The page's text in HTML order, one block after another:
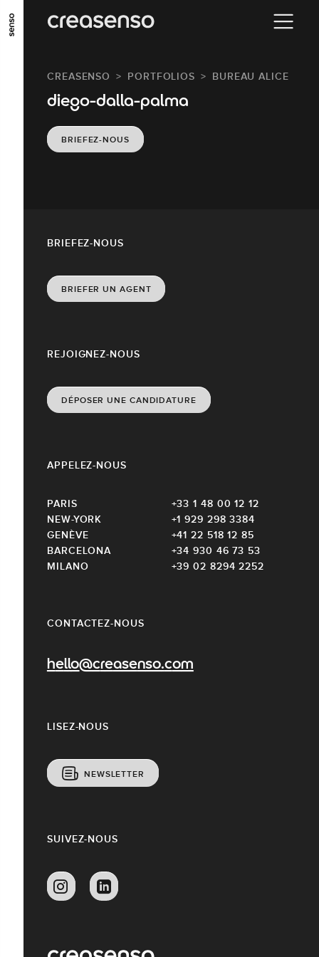
ALLER AU CONTENU PRINCIPAL
ALLER EN BAS DE PAGE
CREASENSO PORTFOLIOS BUREAU ALICE
diego-dalla-palma
BRIEFEZ-NOUS
CONTACTEZ-NOUS
hello@creasenso.com
REJOIGNEZ-NOUS
DÉPOSER UNE CANDIDATURE
LISEZ-NOUS
NEWSLETTER
APPELEZ-NOUS
PARIS
+33 1 48 00 12 12
NEW-YORK
+1 929 298 3384
GENÈVE
+41 22 518 12 85
BARCELONA
+34 930 46 73 53
MILANO
+39 02 8294 2252
BRIEFEZ-NOUS
BRIEFER UN AGENT
SUIVEZ-NOUS